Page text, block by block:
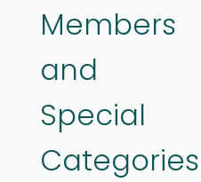
Members
and
Special
Categories